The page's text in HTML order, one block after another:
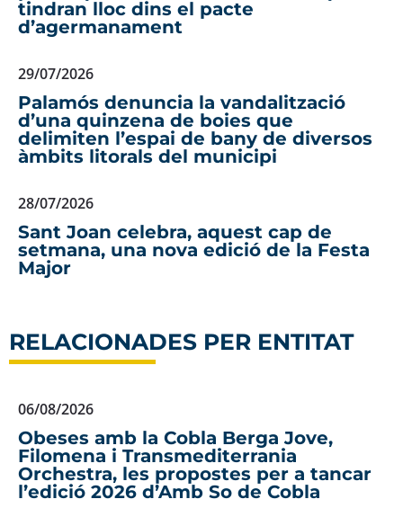
tindran lloc dins el pacte
d’agermanament
29/07/2026
Palamós denuncia la vandalització
d’una quinzena de boies que
delimiten l’espai de bany de diversos
àmbits litorals del municipi
28/07/2026
Sant Joan celebra, aquest cap de
setmana, una nova edició de la Festa
Major
RELACIONADES PER ENTITAT
06/08/2026
Obeses amb la Cobla Berga Jove,
Filomena i Transmediterrania
Orchestra, les propostes per a tancar
l’edició 2026 d’Amb So de Cobla